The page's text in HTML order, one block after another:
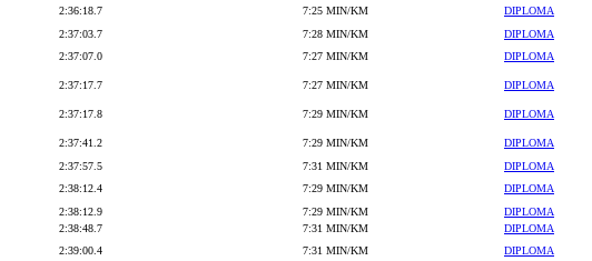
2:36:18.7 7:25 MIN/KM
DIPLOMA
2:37:03.7 7:28 MIN/KM
DIPLOMA
2:37:07.0 7:27 MIN/KM DIPLOMA
2:37:17.7 7:27 MIN/KM DIPLOMA
2:37:17.8 7:29 MIN/KM DIPLOMA
2:37:41.2 7:29 MIN/KM
DIPLOMA
2:37:57.5 7:31 MIN/KM
DIPLOMA
2:38:12.4 7:29 MIN/KM
DIPLOMA
2:38:12.9 7:29 MIN/KM
DIPLOMA
2:38:48.7 7:31 MIN/KM
DIPLOMA
2:39:00.4 7:31 MIN/KM DIPLOMA